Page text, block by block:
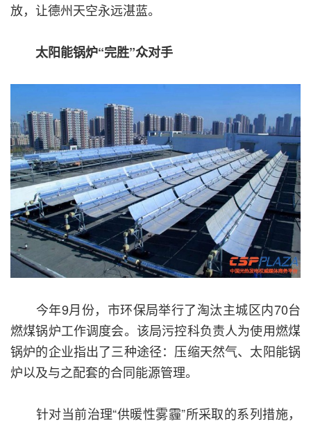
放，让德州天空永远湛蓝。
太阳能锅炉“完胜”众对手
今年9月份，市环保局举行了淘汰主城区内70台
燃煤锅炉工作调度会。该局污控科负责人为使用燃煤
锅炉的企业指出了三种途径：压缩天然气、太阳能锅
炉以及与之配套的合同能源管理。
针对当前治理“供暖性雾霾”所采取的系列措施，